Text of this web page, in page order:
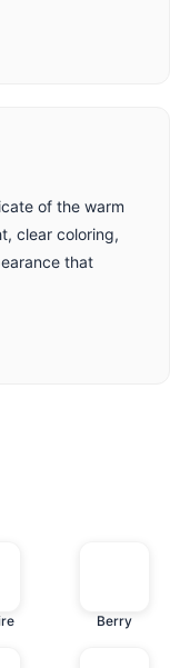
of the warm
clear coloring,
that
Berry